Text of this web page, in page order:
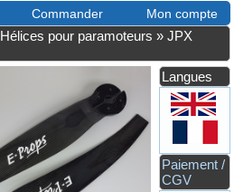
Commander Mon compte
Hélices pour paramoteurs »JPX
Langues
Paiement /
CGV